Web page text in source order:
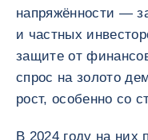
напряжённости —
и частных
защите от
спрос на золото
рост, особенно со
В 2024 году на них